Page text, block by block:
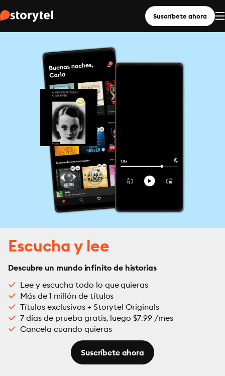
Suscríbete ahora
Escucha y lee
Descubre un mundo infinito de historias
Lee y escucha todo lo que quieras
Más de 1 millón de títulos
Títulos exclusivos + Storytel Originals
7 días de prueba gratis, luego $7.99 /mes
Cancela cuando quieras
Suscríbete ahora